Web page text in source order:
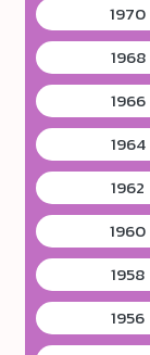
1970
1968
1966
1964
1962
1960
1958
1956